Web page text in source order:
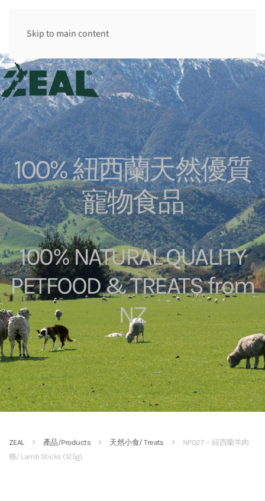
Skip to main content香港 HK
100% 紐西蘭天然優質
寵物食品
100% NATURAL QUALITY
PETFOOD & TREATS from
NZ
ZEAL 產品/Products 天然小食/ Treats
NP027 -- 紐西蘭羊肉
條/ Lamb Sticks (125g)